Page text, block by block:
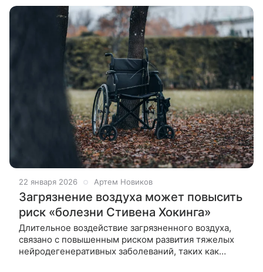
22 января 2026 Артем Новиков
Загрязнение воздуха может повысить
риск «болезни Стивена Хокинга»
Длительное воздействие загрязненного воздуха,
связано с повышенным риском развития тяжелых
нейродегенеративных заболеваний, таких как